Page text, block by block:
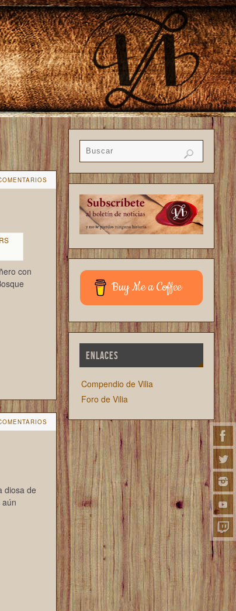
con
diosa de
Buy Me a Coffee
ENLACES
Compendio de Vilia
Foro de Vilia